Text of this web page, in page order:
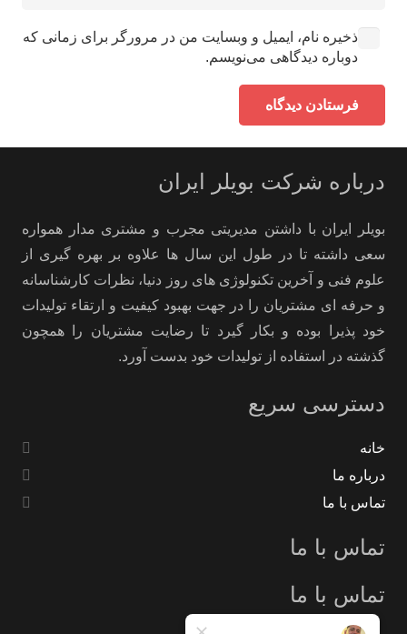
ذخیره نام، ایمیل و وبسایت من در مرورگر برای زمانی که
دوباره دیدگاهی می‌نویسم.
فرستادن دیدگاه
درباره شرکت بویلر ایران
بویلر ایران با داشتن مدیریتی مجرب و مشتری مدار همواره
سعی داشته تا در طول این سال ها علاوه بر بهره گیری از
علوم فنی و آخرین تکنولوژی های روز دنیا، نظرات کارشناسانه
و حرفه ای مشتریان را در جهت بهبود کیفیت و ارتقاء تولیدات
خود پذیرا بوده و بکار گیرد تا رضایت مشتریان را همچون
گذشته در استفاده از تولیدات خود بدست آورد.
دسترسی سریع
خانه
درباره ما
تماس با ما
تماس با ما
تماس با ما